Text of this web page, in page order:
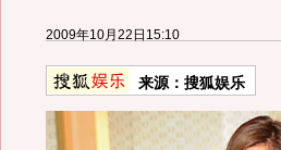
2009年10月22日15:10
来源： 搜狐娱乐